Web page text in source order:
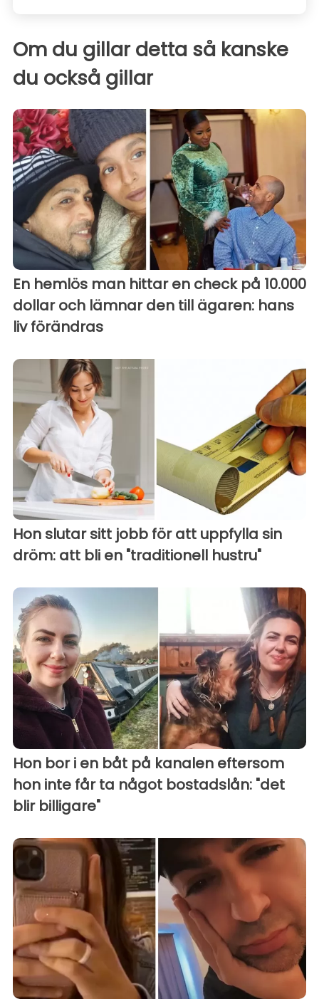
Om du gillar detta så kanske
du också gillar
En hemlös man hittar en check på 10.000
dollar och lämnar den till ägaren: hans
liv förändras
Hon slutar sitt jobb för att uppfylla sin
dröm: att bli en "traditionell hustru"
Hon bor i en båt på kanalen eftersom
hon inte får ta något bostadslån: "det
blir billigare"